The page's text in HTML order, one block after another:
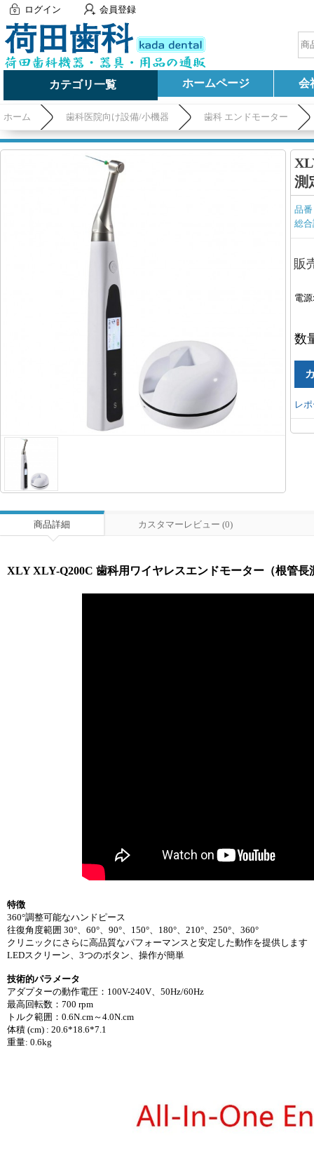
ログイン 会員登録
カテゴリ一覧 ホームページ 会
ホーム 歯科医院向け設備/小機器 歯科 エンドモーター
測
品
総
販
電源:
数
レ
商品詳細 カスタマーレビュー (0)
XLY XLY-Q200C 歯科用ワイヤレスエンドモーター（根管長
特徴
360°調整可能なハンドピース
往復角度範囲 30°、60°、90°、150°、180°、210°、250°、360°
クリニックにさらに高品質なパフォーマンスと安定した動作を提供します
LEDスクリーン、3つのボタン、操作が簡単
技術的パラメータ
アダプターの動作電圧：100V-240V、50Hz/60Hz
最高回転数：700 rpm
トルク範囲：0.6N.cm～4.0N.cm
体積 (cm) : 20.6*18.6*7.1
重量: 0.6kg